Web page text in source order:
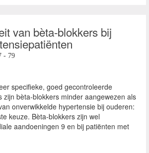
van bèta-blokkers bij
- 79
specifieke, goed gecontroleerde
zijn bèta-blokkers minder aangewezen als
onverwikkelde hypertensie bij ouderen:
keuze. Bèta-blokkers zijn wel
aandoeningen 9 en bij patiënten met